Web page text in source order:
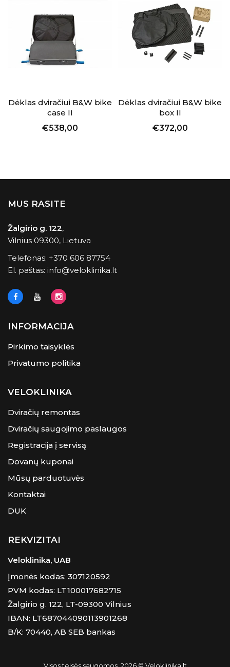
Dėklas dviračiui B&W bike
case II
€538,00
Dėklas dviračiui B&W bike
box II
€372,00
MUS RASITE
Žalgirio g. 122,
Vilnius 09300, Lietuva
Telefonas: +370 606 87754
El. paštas: info@veloklinika.lt
INFORMACIJA
Pirkimo taisyklės
Privatumo politika
VELOKLINIKA
Dviračių remontas
Dviračių saugojimo paslaugos
Registracija į servisą
Dovanų kuponai
Mūsų parduotuvės
Kontaktai
DUK
REKVIZITAI
Veloklinika, UAB
Įmonės kodas: 307120592
PVM kodas: LT100017682715
Žalgirio g. 122, LT-09300 Vilnius
IBAN: LT687044090113901268
B/K: 70440, AB SEB bankas